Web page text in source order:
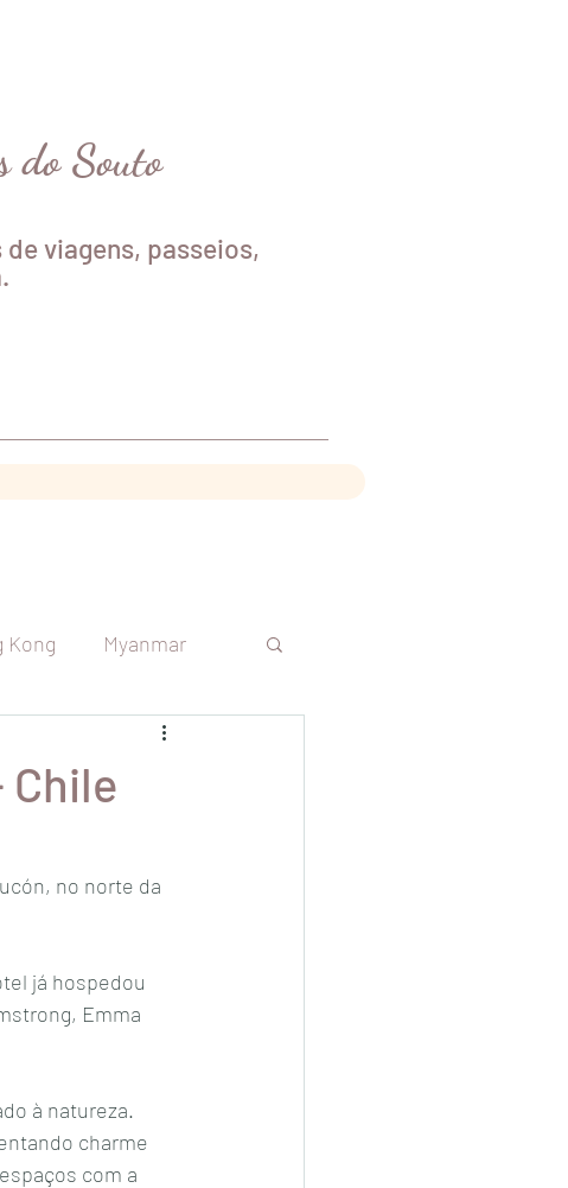
do Souto
viagens, passeios,
Kong Myanmar
Sri Lanka
no norte da
já hospedou
Emma
à natureza.
charme
com a